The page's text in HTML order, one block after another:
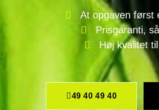
At opgaven først
Prisgaranti,
Høj kvalitet
49 40 49 40